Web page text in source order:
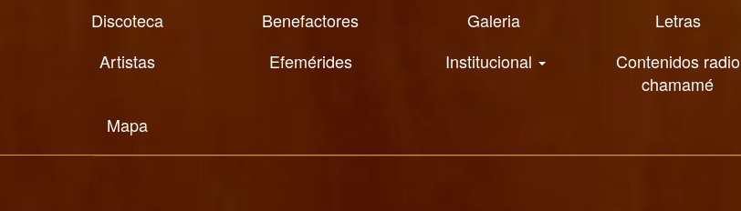
Discoteca Benefactores Galeria Letras
Artistas
Efemérides Institucional
Contenidos radio
chamamé
Mapa